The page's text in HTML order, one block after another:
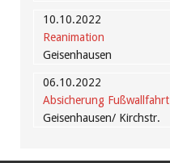
10.10.2022
Reanimation
Geisenhausen
06.10.2022
Absicherung Fußwallfahrt
Geisenhausen/ Kirchstr.